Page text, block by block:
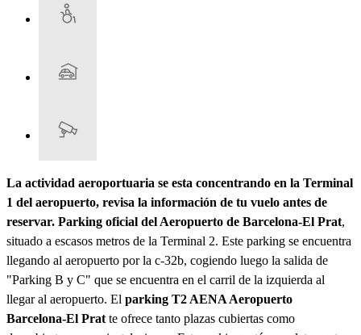
La actividad aeroportuaria se esta concentrando en la Terminal
1 del aeropuerto, revisa la información de tu vuelo antes de
reservar. Parking oficial del Aeropuerto de Barcelona-El Prat,
situado a escasos metros de la Terminal 2. Este parking se encuentra
llegando al aeropuerto por la c-32b, cogiendo luego la salida de
"Parking B y C" que se encuentra en el carril de la izquierda al
llegar al aeropuerto. El parking T2 AENA Aeropuerto
Barcelona-El Prat te ofrece tanto plazas cubiertas como